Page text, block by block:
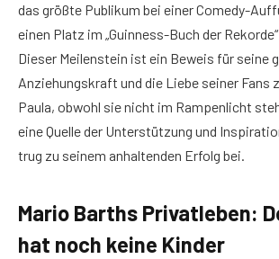
das größte Publikum bei einer Comedy-
einen Platz im „Guinness-Buch der
Dieser Meilenstein ist ein Beweis für seine
Anziehungskraft und die Liebe seiner Fans
Paula, obwohl sie nicht im Rampenlicht
eine Quelle der Unterstützung und
trug zu seinem anhaltenden Erfolg bei.
Mario Barths Privatleben:
hat noch keine Kinder